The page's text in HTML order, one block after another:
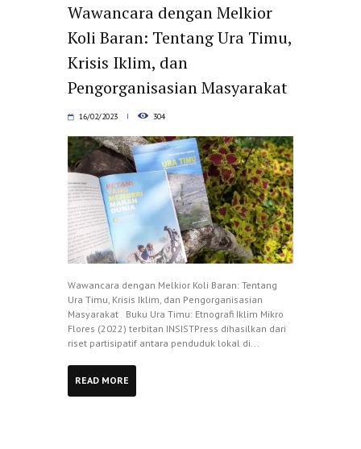
Wawancara dengan Melkior
Koli Baran: Tentang Ura Timu,
Krisis Iklim, dan
Pengorganisasian Masyarakat
16/02/2023 304
Wawancara dengan Melkior Koli Baran: Tentang
Ura Timu, Krisis Iklim, dan Pengorganisasian
Masyarakat Buku Ura Timu: Etnografi Iklim Mikro
Flores (2022) terbitan INSISTPress dihasilkan dari
riset partisipatif antara penduduk lokal di...
READ MORE